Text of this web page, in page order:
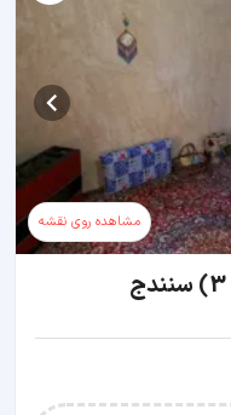
مشاهده روی نقشه